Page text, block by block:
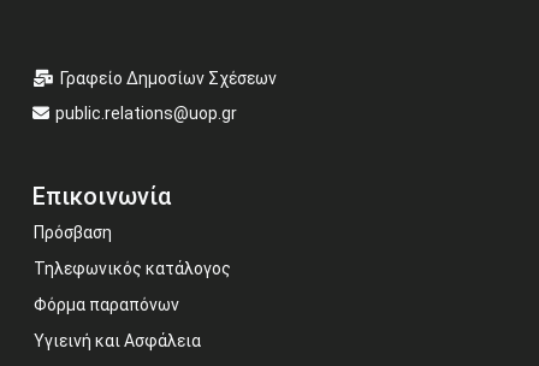
Γραφείο Δημοσίων Σχέσεων
public.relations@uop.gr
Επικοινωνία
Πρόσβαση
Τηλεφωνικός κατάλογος
Φόρμα παραπόνων
Υγιεινή και Ασφάλεια